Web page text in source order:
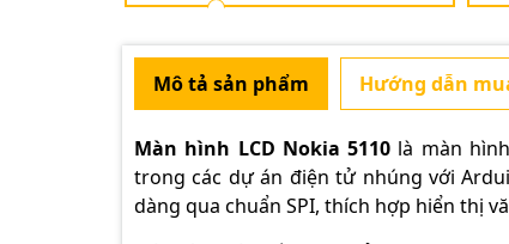
Mô tả sản phẩm Hướng dẫn
Màn hình LCD Nokia 5110 là màn
trong các dự án điện tử nhúng với
dàng qua chuẩn SPI, thích hợp hiển thị